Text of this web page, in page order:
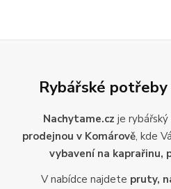
Rybářské
Nachytame.cz je
prodejnou v Komárově, kde
vybavení na kaprařinu,
V nabídce najdete pruty,